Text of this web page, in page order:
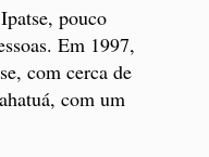
pouco
Em 1997,
com cerca de
com um